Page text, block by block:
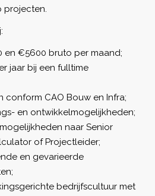
projecten.
en €5600 bruto per maand;
jaar bij een fulltime
conform CAO Bouw en Infra;
en ontwikkelmogelijkheden;
naar Senior
of Projectleider;
en gevarieerde
bedrijfscultuur met